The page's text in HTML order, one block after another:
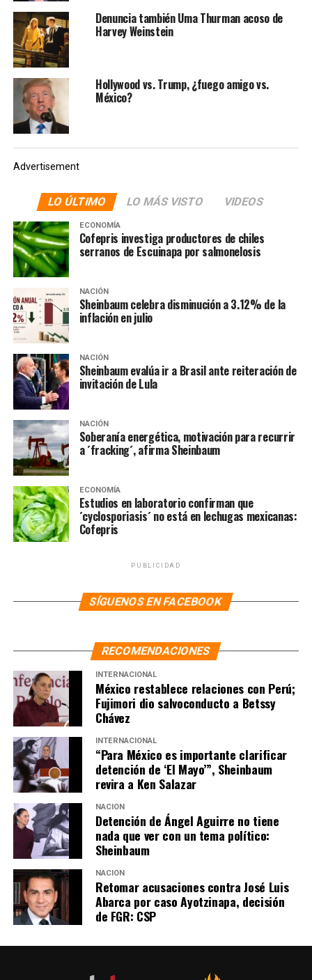
Denuncia también Uma Thurman acoso de
Harvey Weinstein
Hollywood vs. Trump, ¿fuego amigo vs.
México?
Advertisement
LO ÚLTIMO LO MÁS VISTO VIDEOS
ECONOMÍA
Cofepris investiga productores de chiles
serranos de Escuinapa por salmonelosis
NACIÓN
Sheinbaum celebra disminución a 3.12% de la
inflación en julio
NACIÓN
Sheinbaum evalúa ir a Brasil ante reiteración de
invitación de Lula
NACIÓN
Soberanía energética, motivación para recurrir
a ´fracking´, afirma Sheinbaum
ECONOMÍA
Estudios en laboratorio confirman que
´cyclosporiasis´ no está en lechugas mexicanas:
Cofepris
PUBLICIDAD
SÍGUENOS EN FACEBOOK
RECOMENDACIONES
INTERNACIONAL
México restablece relaciones con Perú;
Fujimori dio salvoconducto a Betssy
Chávez
INTERNACIONAL
“Para México es importante clarificar
detención de ‘El Mayo’”, Sheinbaum
revira a Ken Salazar
NACIÓN
Detención de Ángel Aguirre no tiene
nada que ver con un tema político:
Sheinbaum
NACIÓN
Retomar acusaciones contra José Luis
Abarca por caso Ayotzinapa, decisión
de FGR: CSP